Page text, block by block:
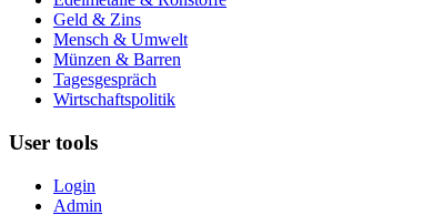
Geld & Zins
Mensch & Umwelt
Münzen & Barren
Tagesgespräch
Wirtschaftspolitik
User tools
Login
Admin